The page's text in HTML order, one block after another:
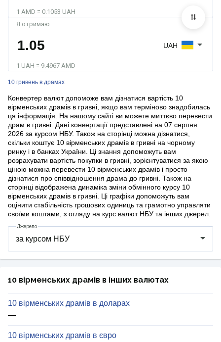
10 гривень в драмах
1 AMD = 0.1053 UAH
Я отримаю
1 UAH = 9.4967 AMD
UAH
Конвертер валют допоможе вам дізнатися вартість 10
вірменських драмів в гривні, якщо вам терміново знадобилась
ця інформація. На нашому сайті ви можете миттєво перевести
драм в гривні. Дані конвертації представлені на 07 серпня
2026 за курсом НБУ. Також на сторінці можна дізнатися,
скільки коштує 10 вірменських драмів в гривні на чорному
ринку і в банках України. Ці знання допоможуть вам
розрахувати вартість покупки в гривні, зорієнтуватися за якою
ціною можна перевести 10 вірменських драмів і просто
дізнатися про співвідношення драма до гривні. Також на
сторінці відображена динаміка зміни обмінного курсу 10
вірменських драмів в гривні. Ці графіки допоможуть вам
оцінити стабільність грошових одиниць та грамотно управляти
своїми коштами, з огляду на курс валют НБУ та інших джерел.
Джерело
10 вірменських драмів в інших валютах
10 вірменських драмів в доларах
—
10 вірменських драмів в євро